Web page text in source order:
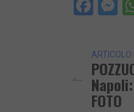
ARTICOLO
FOTO